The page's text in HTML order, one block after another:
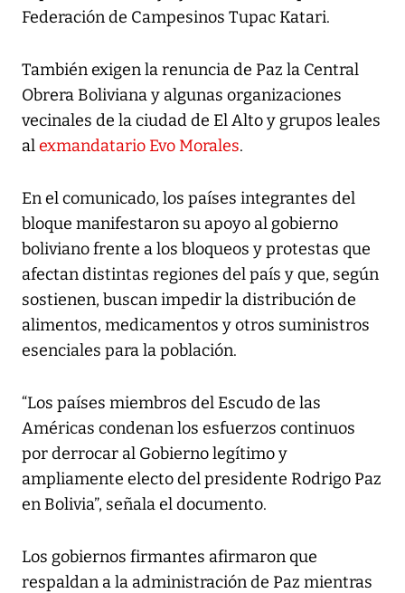
Federación de Campesinos Tupac Katari.
También exigen la renuncia de Paz la Central
Obrera Boliviana y algunas organizaciones
vecinales de la ciudad de El Alto y grupos leales
alexmandatario Evo Morales.
En el comunicado, los países integrantes del
bloque manifestaron su apoyo al gobierno
boliviano frente a los bloqueos y protestas que
afectan distintas regiones del país y que, según
sostienen, buscan impedir la distribución de
alimentos, medicamentos y otros suministros
esenciales para la población.
“Los países miembros del Escudo de las
Américas condenan los esfuerzos continuos
por derrocar al Gobierno legítimo y
ampliamente electo del presidente Rodrigo Paz
en Bolivia”, señala el documento.
Los gobiernos firmantes afirmaron que
respaldan a la administración de Paz mientras